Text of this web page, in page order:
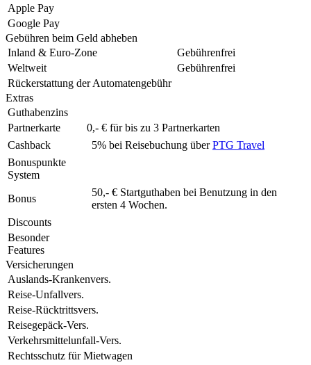
Apple Pay
Google Pay
Gebühren beim Geld abheben
Inland & Euro-Zone
Gebührenfrei
Weltweit
Gebührenfrei
Rückerstattung der Automatengebühr
Extras
Guthabenzins
Partnerkarte
0,- € für bis zu 3 Partnerkarten
Cashback
5% bei Reisebuchung überPTG Travel
Bonuspunkte
System
Bonus
50,- € Startguthaben bei Benutzung in den
ersten 4 Wochen.
Discounts
Besonder
Features
Versicherungen
Auslands-Krankenvers.
Reise-Unfallvers.
Reise-Rücktrittsvers.
Reisegepäck-Vers.
Verkehrsmittelunfall-Vers.
Rechtsschutz für Mietwagen